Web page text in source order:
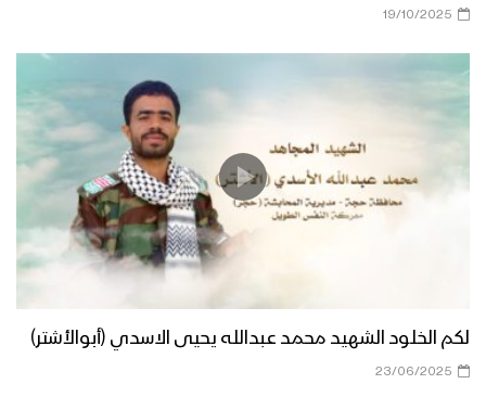
19/10/2025
لكم الخلود الشهيد محمد عبدالله يحيى الاسدي (أبوالأشتر)
23/06/2025